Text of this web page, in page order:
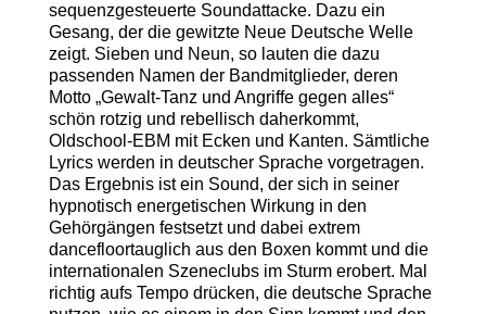
sequenzgesteuerte Soundattacke. Dazu ein
Gesang, der die gewitzte Neue Deutsche Welle
zeigt. Sieben und Neun, so lauten die dazu
passenden Namen der Bandmitglieder, deren
Motto „Gewalt-Tanz und Angriffe gegen alles“
schön rotzig und rebellisch daherkommt,
Oldschool-EBM mit Ecken und Kanten. Sämtliche
Lyrics werden in deutscher Sprache vorgetragen.
Das Ergebnis ist ein Sound, der sich in seiner
hypnotisch energetischen Wirkung in den
Gehörgängen festsetzt und dabei extrem
dancefloortauglich aus den Boxen kommt und die
internationalen Szeneclubs im Sturm erobert. Mal
richtig aufs Tempo drücken, die deutsche Sprache